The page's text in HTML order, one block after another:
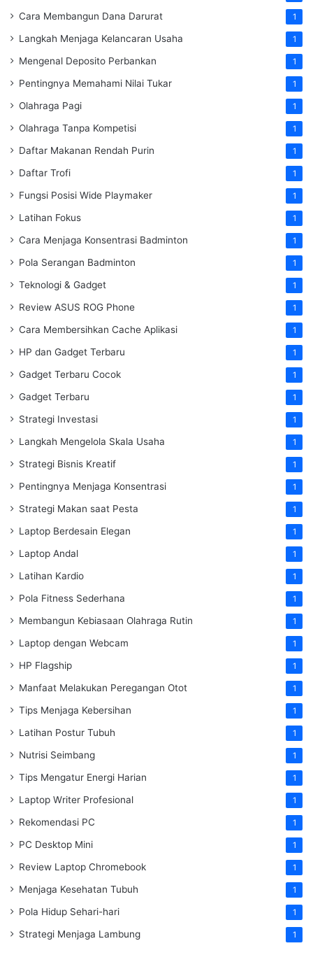
Cara Membangun Dana Darurat 1
Langkah Menjaga Kelancaran Usaha 1
Mengenal Deposito Perbankan 1
Pentingnya Memahami Nilai Tukar 1
Olahraga Pagi 1
Olahraga Tanpa Kompetisi 1
Daftar Makanan Rendah Purin 1
Daftar Trofi 1
Fungsi Posisi Wide Playmaker 1
Latihan Fokus 1
Cara Menjaga Konsentrasi Badminton 1
Pola Serangan Badminton 1
Teknologi & Gadget 1
Review ASUS ROG Phone 1
Cara Membersihkan Cache Aplikasi 1
HP dan Gadget Terbaru 1
Gadget Terbaru Cocok 1
Gadget Terbaru 1
Strategi Investasi 1
Langkah Mengelola Skala Usaha 1
Strategi Bisnis Kreatif 1
Pentingnya Menjaga Konsentrasi 1
Strategi Makan saat Pesta 1
Laptop Berdesain Elegan 1
Laptop Andal 1
Latihan Kardio 1
Pola Fitness Sederhana 1
Membangun Kebiasaan Olahraga Rutin 1
Laptop dengan Webcam 1
HP Flagship 1
Manfaat Melakukan Peregangan Otot 1
Tips Menjaga Kebersihan 1
Latihan Postur Tubuh 1
Nutrisi Seimbang 1
Tips Mengatur Energi Harian 1
Laptop Writer Profesional 1
Rekomendasi PC 1
PC Desktop Mini 1
Review Laptop Chromebook 1
Menjaga Kesehatan Tubuh 1
Pola Hidup Sehari-hari 1
Strategi Menjaga Lambung 1